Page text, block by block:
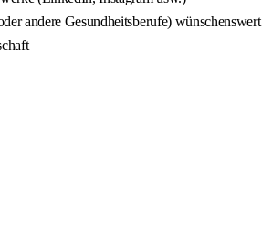
andere Gesundheitsberufe) wünschenswert